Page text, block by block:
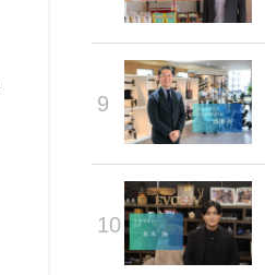
9
10